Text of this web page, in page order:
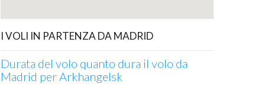
I VOLI IN PARTENZA DA MADRID
Durata del volo quanto dura il volo da
Madrid per Arkhangelsk